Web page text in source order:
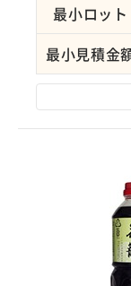
最小ロット
最小見積金